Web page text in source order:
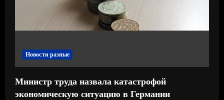
н
и
е
Новости разные
Министр труда назвала катастрофой
экономическую ситуацию в Германии